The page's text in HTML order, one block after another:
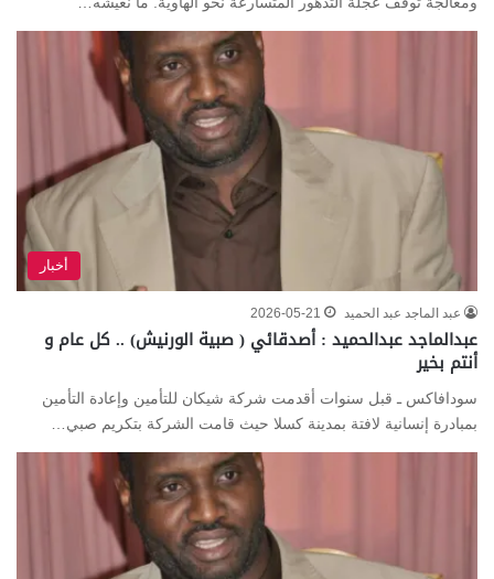
أخبار
عبد الماجد عبد الحميد 2026-05-21
عبدالماجد عبدالحميد : أصدقائي ( صبية الورنيش) .. كل عام و
أنتم بخير
سودافاكس ـ قبل سنوات أقدمت شركة شيكان للتأمين وإعادة التأمين
بمبادرة إنسانية لافتة بمدينة كسلا حيث قامت الشركة بتكريم صبي…